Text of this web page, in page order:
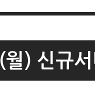
) 신규서